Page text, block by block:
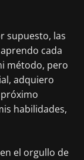
supuesto, las
cada
método, pero
adquiero
habilidades,
el orgullo de